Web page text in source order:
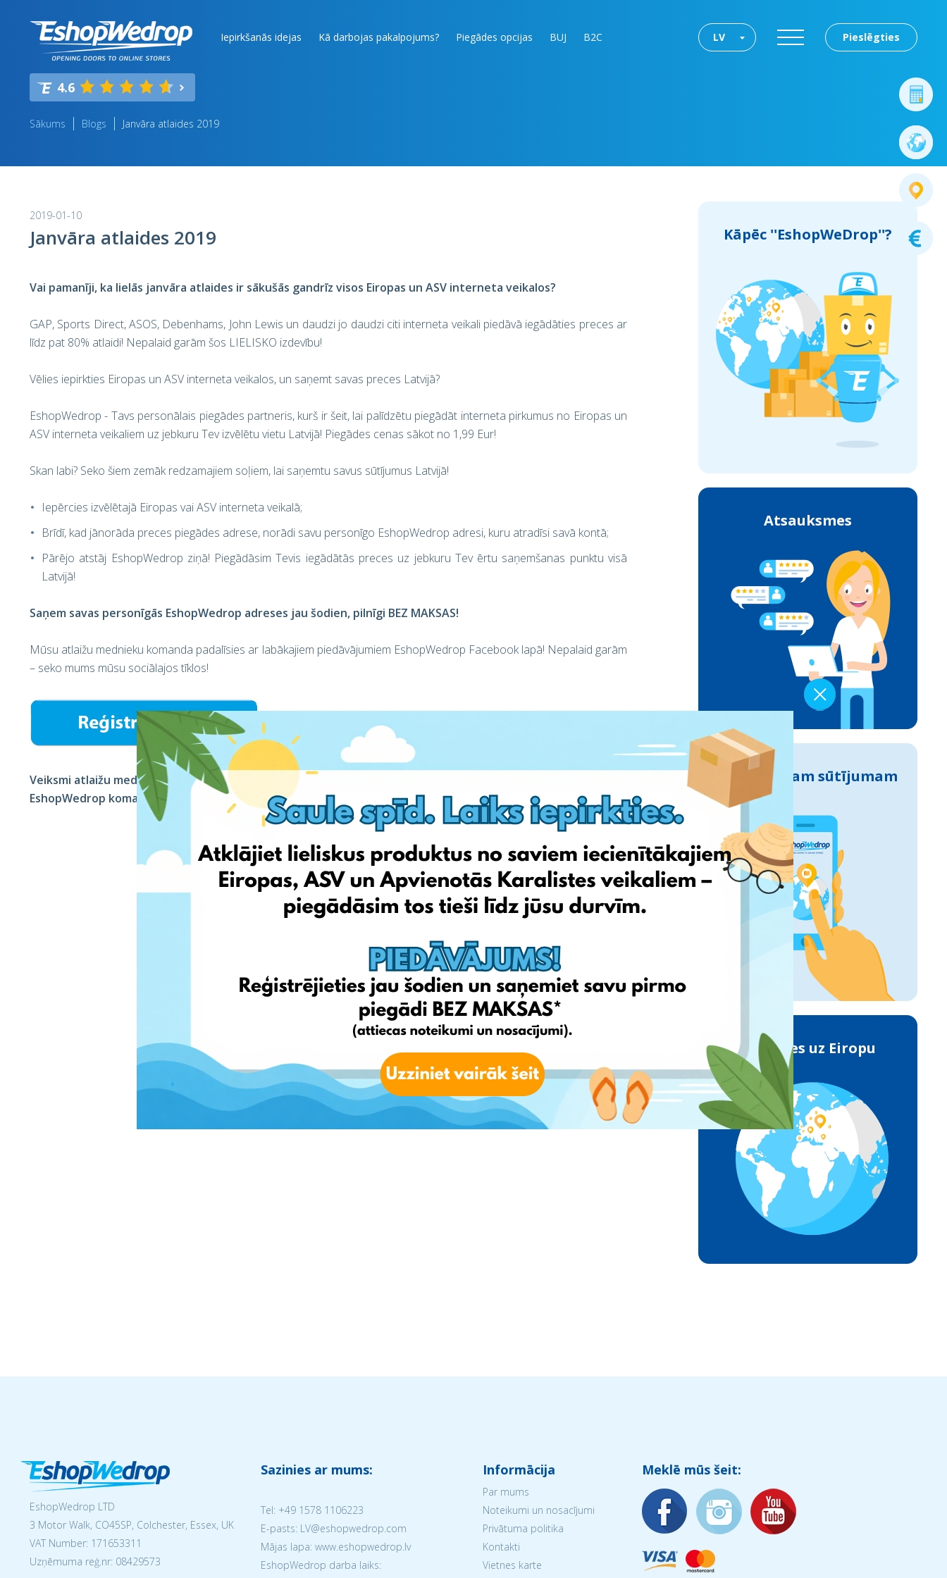
Iepirkšanās idejas Kā darbojas pakalpojums? Piegādes opcijas BUJ B2C Pieslēgties
LV
4.6
Sākums Blogs Janvāra atlaides 2019
2019-01-10
Janvāra atlaides 2019
Vai pamanīji, ka lielās janvāra atlaides ir sākušās gandrīz visos Eiropas un ASV interneta veikalos?
GAP, Sports Direct, ASOS, Debenhams, John Lewis un daudzi jo daudzi citi interneta veikali piedāvā iegādāties preces ar
līdz pat 80% atlaidi! Nepalaid garām šos LIELISKO izdevību!
Vēlies iepirkties Eiropas un ASV interneta veikalos, un saņemt savas preces Latvijā?
EshopWedrop - Tavs personālais piegādes partneris, kurš ir šeit, lai palīdzētu piegādāt interneta pirkumus no Eiropas un
ASV interneta veikaliem uz jebkuru Tev izvēlētu vietu Latvijā! Piegādes cenas sākot no 1,99 Eur!
Skan labi? Seko šiem zemāk redzamajiem soļiem, lai saņemtu savus sūtījumus Latvijā!
Iepērcies izvēlētajā Eiropas vai ASV interneta veikalā;
Brīdī, kad jānorāda preces piegādes adrese, norādi savu personīgo EshopWedrop adresi, kuru atradīsi savā kontā;
Pārējo atstāj EshopWedrop ziņā! Piegādāsim Tevis iegādātās preces uz jebkuru Tev ērtu saņemšanas punktu visā
Latvijā!
Saņem savas personīgās EshopWedrop adreses jau šodien, pilnīgi BEZ MAKSAS!
Mūsu atlaižu mednieku komanda padalīsies ar labākajiem piedāvājumiem EshopWedrop Facebook lapā! Nepalaid garām
– seko mums mūsu sociālajos tīklos!
Veiksmi atlaižu medībās,
EshopWedrop komanda
Kāpēc ''EshopWeDrop''?
Atsauksmes
Izseko savam sūtījumam
Piegādes uz Eiropu
EshopWedrop LTD
3 Motor Walk, CO45SP, Colchester, Essex, UK
VAT Number: 171653311
Uzņēmuma reģ.nr: 08429573
Sazinies ar mums:
Tel: +49 1578 1106223
E-pasts: LV@eshopwedrop.com
Mājas lapa: www.eshopwedrop.lv
EshopWedrop darba laiks:
Informācija
Par mums
Noteikumi un nosacījumi
Privātuma politika
Kontakti
Vietnes karte
Meklē mūs šeit: